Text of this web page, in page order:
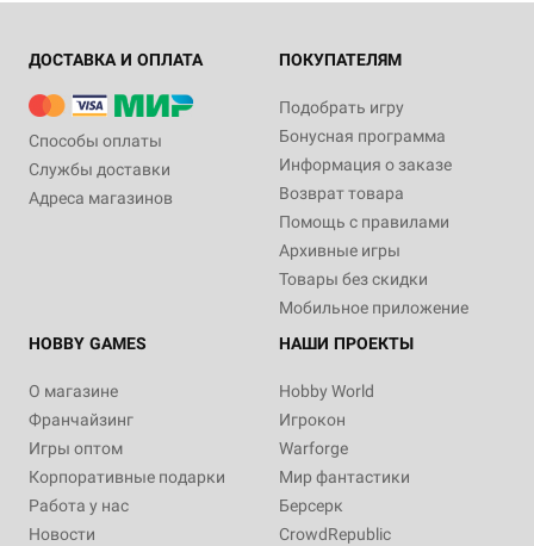
ДОСТАВКА И ОПЛАТА
Способы оплаты
Службы доставки
Адреса магазинов
ПОКУПАТЕЛЯМ
Подобрать игру
Бонусная программа
Информация о заказе
Возврат товара
Помощь с правилами
Архивные игры
Товары без скидки
Мобильное приложение
HOBBY GAMES
О магазине
Франчайзинг
Игры оптом
Корпоративные подарки
Работа у нас
Новости
НАШИ ПРОЕКТЫ
Hobby World
Игрокон
Warforge
Мир фантастики
Берсерк
CrowdRepublic